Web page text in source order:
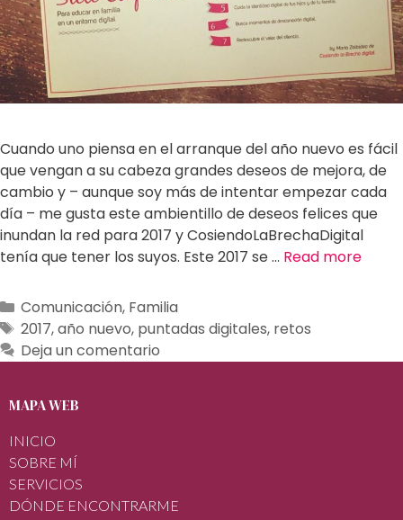
Cuando uno piensa en el arranque del año nuevo es fácil
que vengan a su cabeza grandes deseos de mejora, de
cambio y – aunque soy más de intentar empezar cada
día – me gusta este ambientillo de deseos felices que
inundan la red para 2017 y CosiendoLaBrechaDigital
tenía que tener los suyos. Este 2017 se … Read more
Comunicación, Familia
2017,año nuevo, puntadas digitales, retos
Deja un comentario
MAPA WEB
INICIO
SOBRE MÍ
SERVICIOS
DÓNDE ENCONTRARME